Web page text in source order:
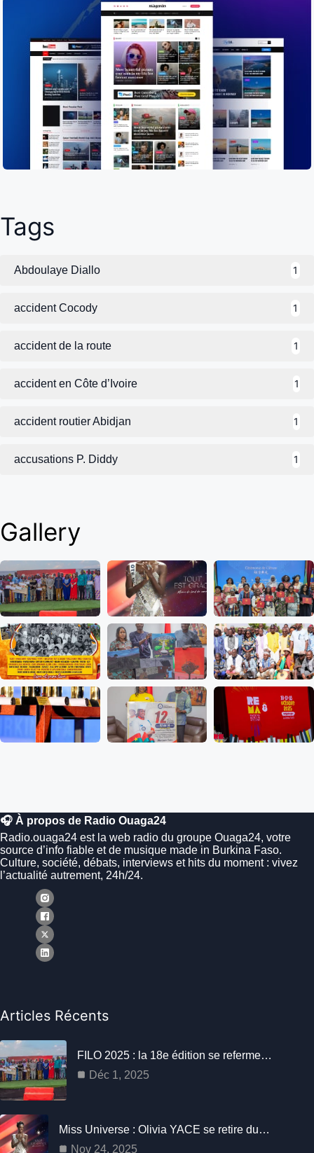
Tags
Abdoulaye Diallo 1
accident Cocody 1
accident de la route 1
accident en Côte d’Ivoire 1
accident routier Abidjan 1
accusations P. Diddy 1
Gallery
🎧 À propos de Radio Ouaga24
Radio.ouaga24 est la web radio du groupe Ouaga24, votre
source d’info fiable et de musique made in Burkina Faso.
Culture, société, débats, interviews et hits du moment : vivez
l’actualité autrement, 24h/24.
Articles Récents
FILO 2025 : la 18e édition se referme…
Déc 1, 2025
Miss Universe : Olivia YACE se retire du…
Nov 24, 2025